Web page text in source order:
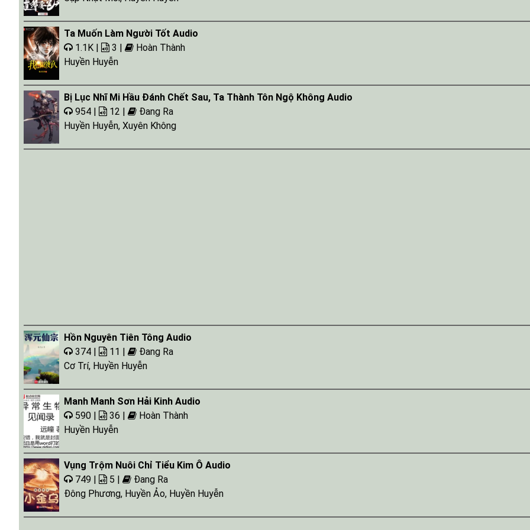
Tap 023 - 05:58:51
Tap 024 - 05:59:26
Tap 025 - 05:38:14
Tap 027 - 05:17:11
Tap 028 - 05:07:22
Tap 029 - 05:17:13
Ta Muốn Làm Người Tốt Audio
1.1K |
3 |
Hoàn Thành
Huyền Huyễn
Bị Lục Nhĩ Mi Hầu Đánh Chết Sau, Ta Thành Tôn Ngộ Không Audio
954 |
12 |
Đang Ra
Huyền Huyễn, Xuyên Không
Hồn Nguyên Tiên Tông Audio
374 |
11 |
Đang Ra
Cơ Trí, Huyền Huyễn
Manh Manh Sơn Hải Kinh Audio
590 |
36 |
Hoàn Thành
Huyền Huyễn
Vụng Trộm Nuôi Chỉ Tiểu Kim Ô Audio
749 |
5 |
Đang Ra
Đông Phương, Huyền Ảo, Huyền Huyễn